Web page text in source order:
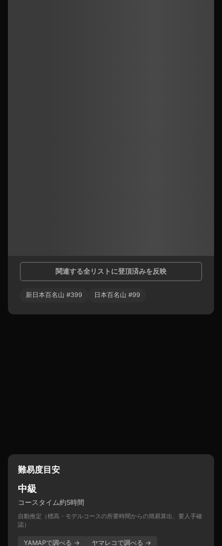
関連する全リストに登頂済みを反映
新日本百名山 #399 日本百名山 #99
難易度目安
中級
コースタイム約5時間
自動推定（標高・モデルコースの所要時間からの簡易算出、要人手確
認）
YAMAPで調べる → ヤマレコで調べる →